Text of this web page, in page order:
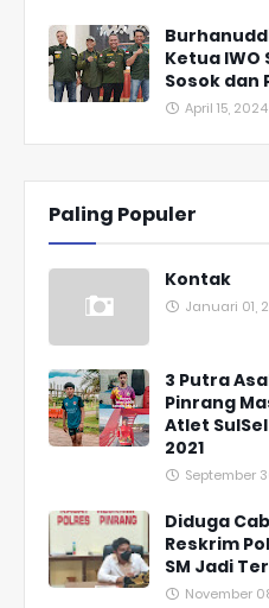
Ketua IWO
Sosok dan
April 15, 2024
Paling Populer
Kontak
Januari 01,
3 Putra
Pinrang
Atlet
2021
September
Diduga
Reskrim
SM Jadi
November